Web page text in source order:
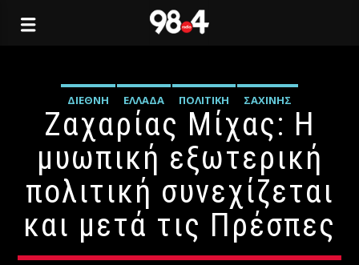
ΔΙΕΘΝΉ ΕΛΛΆΔΑ ΠΟΛΙΤΙΚΉ ΣΑΧΊΝΗΣ
Ζαχαρίας Μίχας: Η
μυωπική εξωτερική
πολιτική συνεχίζεται
και μετά τις Πρέσπες